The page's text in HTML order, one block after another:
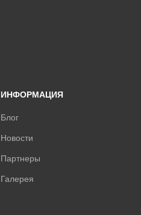
ИНФОРМАЦИЯ
Блог
Новости
Партнеры
Галерея